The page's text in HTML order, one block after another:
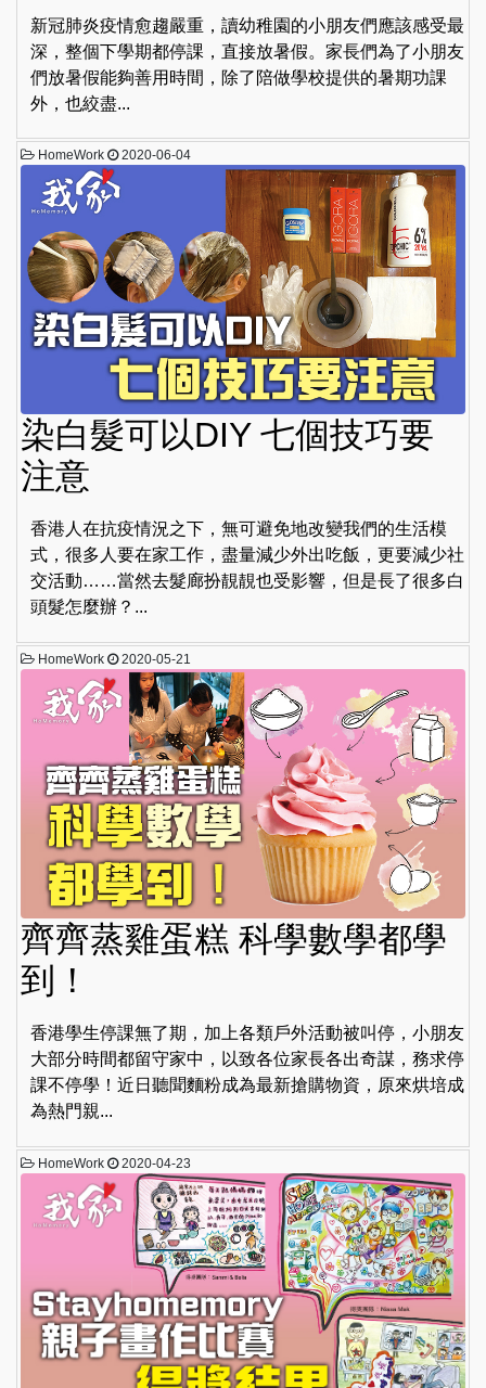
新冠肺炎疫情愈趨嚴重，讀幼稚園的小朋友們應該感受最
深，整個下學期都停課，直接放暑假。家長們為了小朋友
們放暑假能夠善用時間，除了陪做學校提供的暑期功課
外，也絞盡...
HomeWork 2020-06-04
染白髮可以DIY 七個技巧要
注意
香港人在抗疫情況之下，無可避免地改變我們的生活模
式，很多人要在家工作，盡量減少外出吃飯，更要減少社
交活動……當然去髮廊扮靚靚也受影響，但是長了很多白
頭髮怎麼辦？...
HomeWork 2020-05-21
齊齊蒸雞蛋糕 科學數學都學
到！
香港學生停課無了期，加上各類戶外活動被叫停，小朋友
大部分時間都留守家中，以致各位家長各出奇謀，務求停
課不停學！近日聽聞麵粉成為最新搶購物資，原來烘培成
為熱門親...
HomeWork 2020-04-23